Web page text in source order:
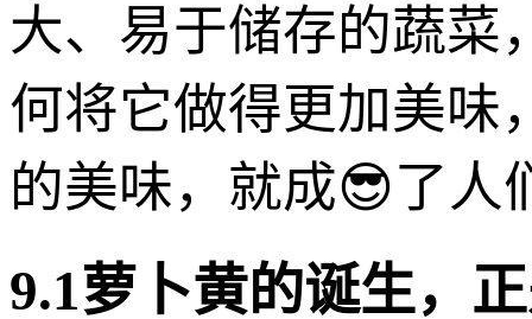
大、易于储存的蔬菜
何将它做得更加美味
的美味，就成😎了人
9.1萝卜黄的诞生，